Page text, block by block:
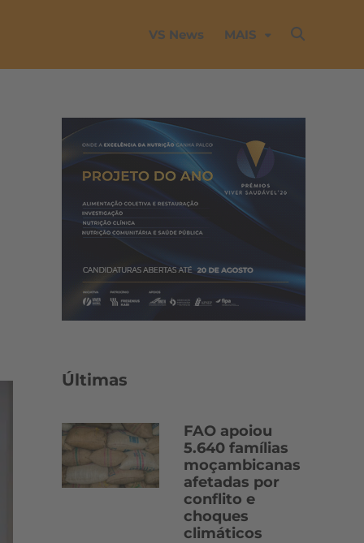
VS News MAIS
Últimas
FAO apoiou
5.640 famílias
moçambicanas
afetadas por
conflito e
choques
climáticos